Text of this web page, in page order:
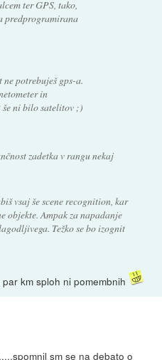
ter GPS, tako,
predprogramirana
potrebuješ gps-a.
in
še ni bilo satelitov ;)
zadetka v rangu nekaj
vsaj še scene recognition, kar
objekte. Ampak za napadanje
Težko se bo izognit
km sploh ni pomembnih
sm se na debato o